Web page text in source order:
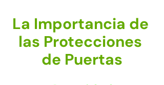
La Importancia de
las Protecciones
de Puertas